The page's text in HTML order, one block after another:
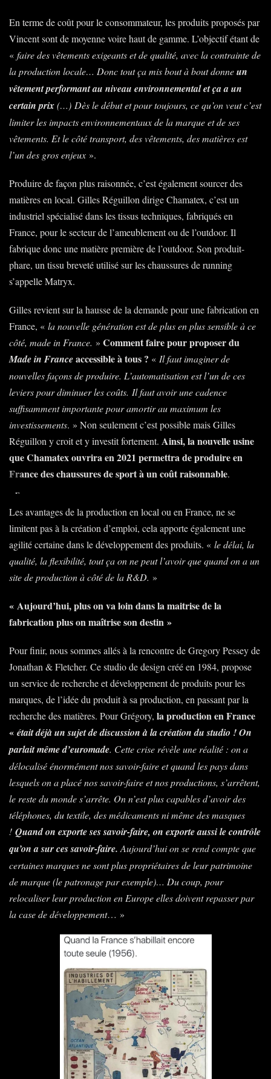
En terme de coût pour le consommateur, les produits proposés par
Vincent sont de moyenne voire haut de gamme. L’objectif étant de
« faire des vêtements exigeants et de qualité, avec la contrainte de
la production locale… Donc tout ça mis bout à bout donneun
vêtement performant au niveau environnemental et ça a un
certain prix(…) Dès le début et pour toujours, ce qu’on veut c’est
limiter les impacts environnementaux de la marque et de ses
vêtements. Et le côté transport, des vêtements, des matières est
l’un des gros enjeux ».
Produire de façon plus raisonnée, c’est également sourcer des
matières en local. Gilles Réguillon dirige Chamatex, c’est un
industriel spécialisé dans les tissus techniques, fabriqués en
France, pour le secteur de l’ameublement ou de l’outdoor. Il
fabrique donc une matière première de l’outdoor. Son produit-
phare, un tissu breveté utilisé sur les chaussures de running
s’appelle Matryx.
Gilles revient sur la hausse de la demande pour une fabrication en
France, « la nouvelle génération est de plus en plus sensible à ce
côté, made in France. » Comment faire pour proposer du
Made in Franceaccessible à tous ? « Il faut imaginer de
nouvelles façons de produire. L’automatisation est l’un de ces
leviers pour diminuer les coûts. Il faut avoir une cadence
suffisamment importante pour amortir au maximum les
investissements. » Non seulement c’est possible mais Gilles
Réguillon y croit et y investit fortement. Ainsi, la nouvelle usine
que Chamatex ouvrira en 2021 permettra de produire en
France des chaussures de sport à un coût raisonnable.
Extrait
vidéo
présentation
de
Matryx
Les avantages de la production en local ou en France, ne se
limitent pas à la création d’emploi, cela apporte également une
agilité certaine dans le développement des produits. « le délai, la
qualité, la flexibilité, tout ça on ne peut l’avoir que quand on a un
site de production à côté de la R&D. »
« Aujourd’hui, plus on va loin dans la maitrise de la
fabrication plus on maîtrise son destin »
Pour finir, nous sommes allés à la rencontre de Gregory Pessey de
Jonathan & Fletcher. Ce studio de design créé en 1984, propose
un service de recherche et développement de produits pour les
marques, de l’idée du produit à sa production, en passant par la
recherche des matières. Pour Grégory, la production en France
« était déjà un sujet de discussion à la création du studio ! On
parlait même d’euromade. Cette crise révèle une réalité : on a
délocalisé énormément nos savoir-faire et quand les pays dans
lesquels on a placé nos savoir-faire et nos productions, s’arrêtent,
le reste du monde s’arrête. On n’est plus capables d’avoir des
téléphones, du textile, des médicaments ni même des masques
! Quand on exporte ses savoir-faire, on exporte aussi le contrôle
qu’on a sur ces savoir-faire.Aujourd’hui on se rend compte que
certaines marques ne sont plus propriétaires de leur patrimoine
de marque (le patronage par exemple)… Du coup, pour
relocaliser leur production en Europe elles doivent repasser par
la case de développement… »